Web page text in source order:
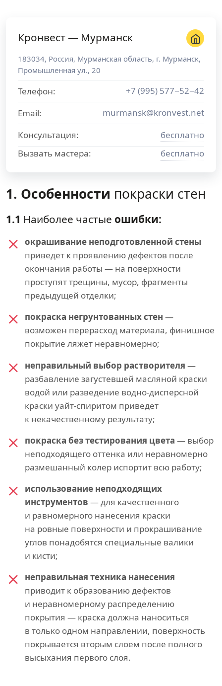
1. Особенности покраски стен
1.1 Наиболее частые ошибки:
окрашивание неподготовленной стены
приведет к проявлению дефектов после
окончания работы — на поверхности
проступят трещины, мусор, фрагменты
предыдущей отделки;
покраска негрунтованных стен —
возможен перерасход материала, финишное
покрытие ляжет неравномерно;
Кронвест — Мурманск
183034, Россия, Мурманская область, г. Мурманск,
Промышленная ул., 20
Телефон:
+7 (995) 577−52−42
Email:
murmansk@kronvest.net
Консультация:
бесплатно
Вызвать мастера:
бесплатно
неправильный выбор растворителя —
разбавление загустевшей масляной краски
водой или разведение водно-дисперсной
краски уайт-спиритом приведет
к некачественному результату;
покраска без тестирования цвета — выбор
неподходящего оттенка или неравномерно
размешанный колер испортит всю работу;
использование неподходящих
инструментов — для качественного
и равномерного нанесения краски
на ровные поверхности и прокрашивание
углов понадобятся специальные валики
и кисти;
неправильная техника нанесения
приводит к образованию дефектов
и неравномерному распределению
покрытия — краска должна наноситься
в только одном направлении, поверхность
покрывается вторым слоем после полного
высыхания первого слоя.